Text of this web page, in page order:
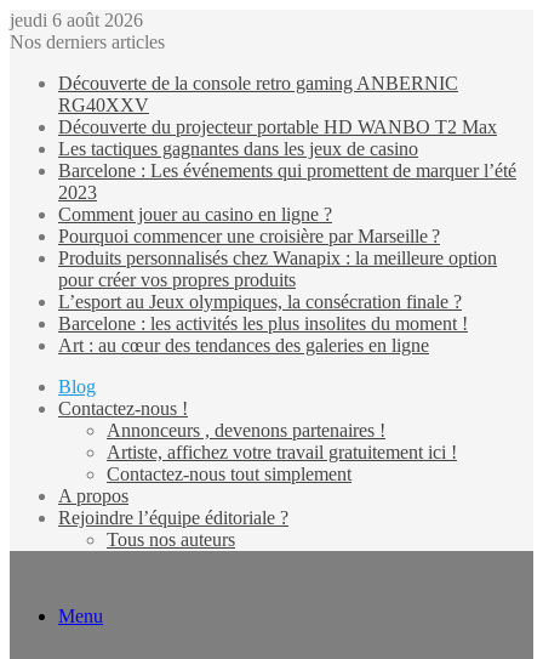
jeudi 6 août 2026
Nos derniers articles
Découverte de la console retro gaming ANBERNIC
RG40XXV
Découverte du projecteur portable HD WANBO T2 Max
Les tactiques gagnantes dans les jeux de casino
Barcelone : Les événements qui promettent de marquer l’été
2023
Comment jouer au casino en ligne ?
Pourquoi commencer une croisière par Marseille ?
Produits personnalisés chez Wanapix : la meilleure option
pour créer vos propres produits
L’esport au Jeux olympiques, la consécration finale ?
Barcelone : les activités les plus insolites du moment !
Art : au cœur des tendances des galeries en ligne
Blog
Contactez-nous !
Annonceurs , devenons partenaires !
Artiste, affichez votre travail gratuitement ici !
Contactez-nous tout simplement
A propos
Rejoindre l’équipe éditoriale ?
Tous nos auteurs
Menu